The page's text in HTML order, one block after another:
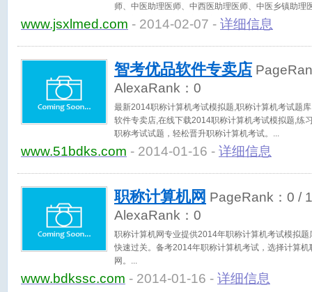
师、中医助理医师、中西医助理医师、中医乡镇助理
师、初级护师资格、主管护师资格、护士资格、西医
综合、执业中药师、执业西药师等医学教育考试服务
www.jsxlmed.com - 2014-02-07 - 详细信息
智考优品软件专卖店
AlexaRank： 0
最新2014职称计算机考试模拟题,职称计算机考试题
软件专卖店,在线下载2014职称计算机考试模拟题,练
职称考试试题，轻松晋升职称计算机考试。
www.51bdks.com - 2014-01-16 - 详细信息
职称计算机网 PageRank： 0 /
AlexaRank： 0
职称计算机网专业提供2014年职称计算机考试模拟
快速过关。备考2014年职称计算机考试，选择计算
网。
www.bdkssc.com - 2014-01-16 - 详细信息